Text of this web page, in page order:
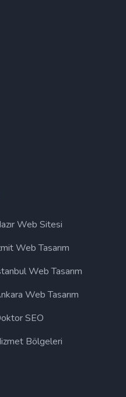
Web Sitesi
Web Tasarım
Web Tasarım
Web Tasarım
SEO
Bölgeleri